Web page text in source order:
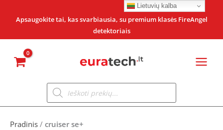
Apsaugokite tai, kas svarbiausia, su premium klasės FireAngel
detektoriais
Products
search
Pradinis / cruiser se+
Lietuvių kalba